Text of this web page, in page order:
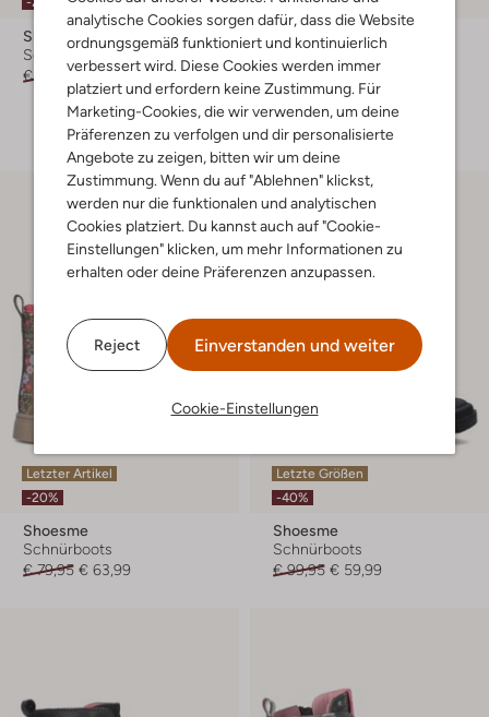
analytische Cookies sorgen dafür, dass die Website
ordnungsgemäß funktioniert und kontinuierlich
verbessert wird. Diese Cookies werden immer
platziert und erfordern keine Zustimmung. Für
Marketing-Cookies, die wir verwenden, um deine
Präferenzen zu verfolgen und dir personalisierte
Angebote zu zeigen, bitten wir um deine
Zustimmung. Wenn du auf "Ablehnen" klickst,
werden nur die funktionalen und analytischen
Cookies platziert. Du kannst auch auf "Cookie-
Einstellungen" klicken, um mehr Informationen zu
erhalten oder deine Präferenzen anzupassen.
Reject Einverstanden und weiter
Cookie-Einstellungen
Shoesme
Schnürboots
€ 89,95 € 71,99
Shoesme
Schnürboots
Ab € 75,99
+ mehr farben
Letzter Artikel
-20%
Shoesme
Schnürboots
€ 79,95 € 63,99
Letzte Größen
-40%
Shoesme
Schnürboots
€ 99,95 € 59,99